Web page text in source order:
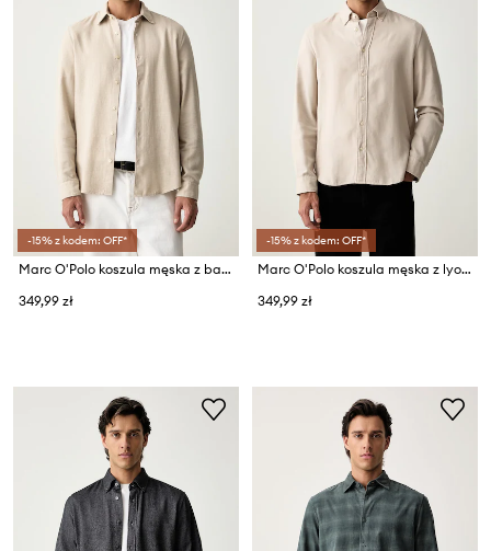
-15% z kodem: OFF*
Marc O'Polo koszula męska z bawełną
349,99 zł
-15% z kodem: OFF*
Marc O'Polo koszula męska z lyocellem
349,99 zł